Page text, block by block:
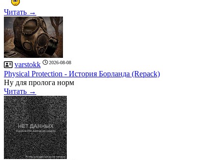
Читать →
varstokk 2026-08-08
Рhysical Рrotection - История Борланда (Repack)
Ну для пролога норм
Читать →